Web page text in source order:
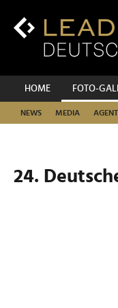
Inhalt
Hauptnavigation
HOME FOTO-
NEWS MEDIA
24.